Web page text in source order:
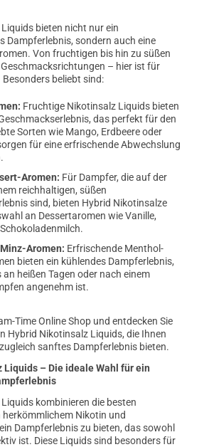
bieten nicht nur ein
Dampferlebnis, sondern auch eine
Von fruchtigen bis hin zu süßen
– hier ist für
beliebt sind:
Fruchtige Nikotinsalz Liquids bieten
das perfekt für den
Sorten wie Mango, Erdbeere oder
für eine erfrischende Abwechslung
Aromen: Für Dampfer, die auf der
reichhaltigen, süßen
sind, bieten Hybrid Nikotinsalze
an Dessertaromen wie Vanille,
Aromen: Erfrischende Menthol-
bieten ein kühlendes Dampferlebnis,
heißen Tagen oder nach einem
angenehm ist.
Time Online Shop und entdecken Sie
Hybrid Nikotinsalz Liquids, die Ihnen
sanftes Dampferlebnis bieten.
Liquids – Die ideale Wahl für ein
kombinieren die besten
Nikotin und
Dampferlebnis zu bieten, das sowohl
ist. Diese Liquids sind besonders für